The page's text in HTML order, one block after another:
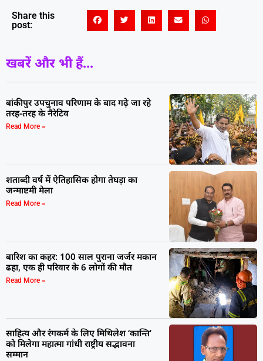
Share this
post:
खबरें और भी हैं...
बांकीपुर उपचुनाव परिणाम के बाद गढ़े जा रहे
तरह-तरह के नैरेटिव
Read More »
शताब्दी वर्ष में ऐतिहासिक होगा तेघड़ा का
जन्माष्टमी मेला
Read More »
बारिश का कहर: 100 साल पुराना जर्जर मकान
ढहा, एक ही परिवार के 6 लोगों की मौत
Read More »
साहित्य और रंगकर्म के लिए मिथिलेश ‘कान्ति’
को मिलेगा महात्मा गांधी राष्ट्रीय सद्भावना
सम्मान